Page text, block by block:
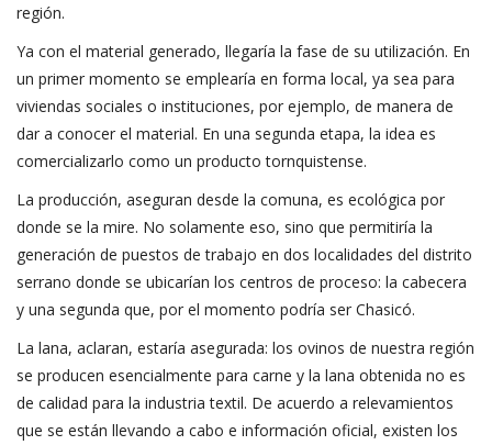
región.
Ya con el material generado, llegaría la fase de su utilización. En
un primer momento se emplearía en forma local, ya sea para
viviendas sociales o instituciones, por ejemplo, de manera de
dar a conocer el material. En una segunda etapa, la idea es
comercializarlo como un producto tornquistense.
La producción, aseguran desde la comuna, es ecológica por
donde se la mire. No solamente eso, sino que permitiría la
generación de puestos de trabajo en dos localidades del distrito
serrano donde se ubicarían los centros de proceso: la cabecera
y una segunda que, por el momento podría ser Chasicó.
La lana, aclaran, estaría asegurada: los ovinos de nuestra región
se producen esencialmente para carne y la lana obtenida no es
de calidad para la industria textil. De acuerdo a relevamientos
que se están llevando a cabo e información oficial, existen los